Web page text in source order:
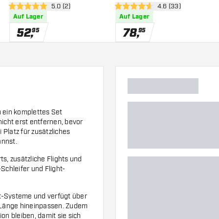
öffnen Bewertungsbereich öffnen
5 Bewertungssterne
5.0 (2)
Auf Lager
52,95
4.6 Bewertungssterne
4.6 (33)
Auf Lager
78,95
ein komplettes Set
erst entfernen, bevor
Platz für zusätzliches
zusätzliche Flights und
und Flight-
Systeme und verfügt über
hineinpassen. Zudem
bleiben, damit sie sich